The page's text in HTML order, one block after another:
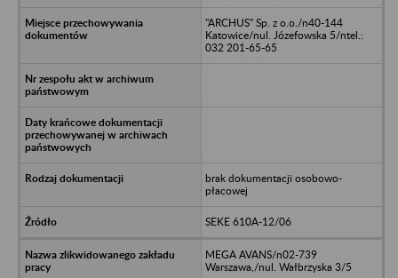
"ARCHUS" Sp. z o.o./n40-144
Katowice/nul. Józefowska 5/ntel.:
032 201-65-65
brak dokumentacji osobowo-
płacowej
SEKE 610A-12/06
MEGA AVANS/n02-739
Warszawa,/nul. Wałbrzyska 3/5